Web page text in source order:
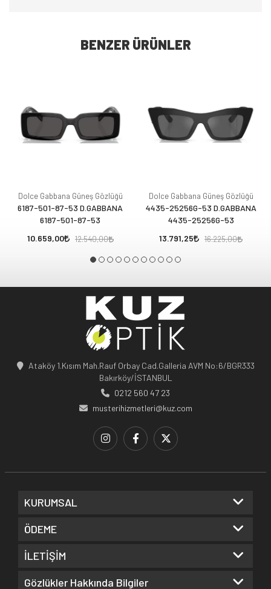
BENZER ÜRÜNLER
Dolce Gabbana Güneş Gözlüğü
6187-501-87-53 D.GABBANA
6187-501-87-53
10.659,00
12.540,00
Dolce Gabbana Güneş Gözlüğü
4435-25256G-53 D.GABBANA
4435-25256G-53
13.791,25
16.225,00
Ataköy 1.Kısım Mah.Rauf Orbay Cad.Galleria AVM No:6/BGR333
Bakırköy/İSTANBUL
0212 560 47 23
musterihizmetleri@kuz.com
KURUMSAL
ÖDEME
İLETİŞİM
Gözlükler Hakkında Bilgiler